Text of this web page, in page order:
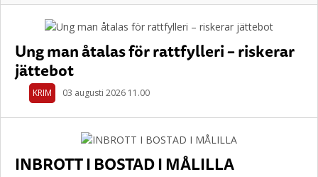
Ung man åtalas för rattfylleri – riskerar
jättebot
KRIM 03 augusti 2026 11.00
INBROTT I BOSTAD I MÅLILLA